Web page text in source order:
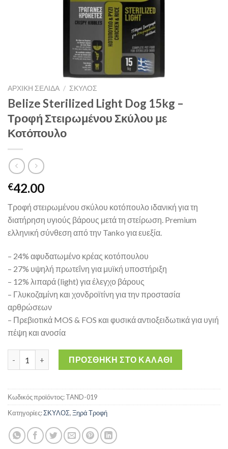
ΑΡΧΙΚΉ ΣΕΛΊΔΑ / ΣΚΥΛΟΣ
Belize Sterilized Light Dog 15kg –
Τροφή Στειρωμένου Σκύλου με
Κοτόπουλο
€42.00
Τροφή στειρωμένου σκύλου κοτόπουλο ιδανική για τη
διατήρηση υγιούς βάρους μετά τη στείρωση. Premium
ελληνική σύνθεση από την Tanko για ευεξία.
– 24% αφυδατωμένο κρέας κοτόπουλου
– 27% υψηλή πρωτεΐνη για μυϊκή υποστήριξη
– 12% λιπαρά (light) για έλεγχο βάρους
– Γλυκοζαμίνη και χονδροϊτίνη για την προστασία
αρθρώσεων
– Πρεβιοτικά MOS & FOS και φυσικά αντιοξειδωτικά για υγιή
πέψη και ανοσία
Belize Sterilized Light Dog 15kg - Τροφή Στειρωμένου Σκύλου
ΠΡΟΣΘΉΚΗ ΣΤΟ ΚΑΛΆΘΙ
Κωδικός προϊόντος:TAND-019
Κατηγορίες:ΣΚΥΛΟΣ,Ξηρά Τροφή